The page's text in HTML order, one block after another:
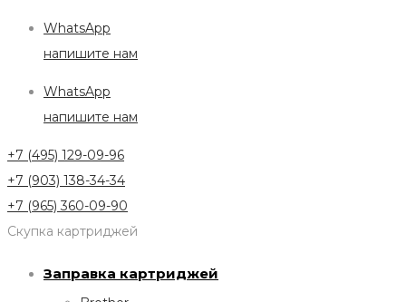
WhatsApp
напишите нам
WhatsApp
напишите нам
+7 (495) 129-09-96
+7 (903) 138-34-34
+7 (965) 360-09-90
Скупка картриджей
Заправка картриджей